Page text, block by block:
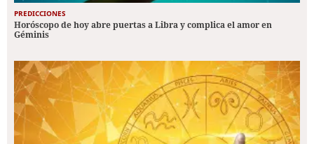
PREDICCIONES
Horóscopo de hoy abre puertas a Libra y complica el amor en
Géminis